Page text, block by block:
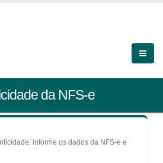
da NFS-e
informe os dados da NFS-e e